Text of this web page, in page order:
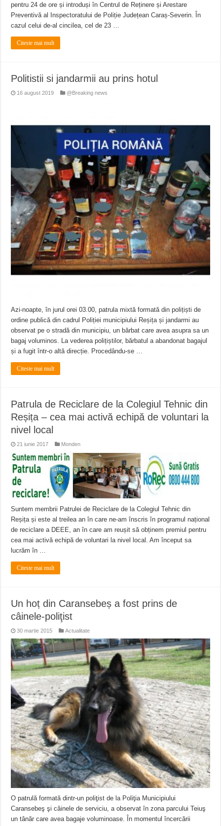
pentru 24 de ore și introduși în Centrul de Reținere și Arestare
Preventivă al Inspectoratului de Poliție Județean Caraș-Severin. În
cazul celui de-al cincilea, cel de 23 …
Citeste mai mult
Politistii si jandarmii au prins hotul
16 august 2019 @Breaking news
Azi-noapte, în jurul orei 03.00, patrula mixtă formată din polițiști de
ordine publică din cadrul Poliției municipiului Reșița și jandarmi au
observat pe o stradă din municipiu, un bărbat care avea asupra sa un
bagaj voluminos. La vederea polițiștilor, bărbatul a abandonat bagajul
și a fugit într-o altă direcție. Procedându-se …
Citeste mai mult
Patrula de Reciclare de la Colegiul Tehnic din
Reșița – cea mai activă echipă de voluntari la
nivel local
21 iunie 2017 Monden
Suntem membrii Patrulei de Reciclare de la Colegiul Tehnic din
Reșița și este al treilea an în care ne-am înscris în programul național
de reciclare a DEEE, an în care am reușit să obținem premiul pentru
cea mai activă echipă de voluntari la nivel local. Am început sa
lucrăm în …
Citeste mai mult
Un hoț din Caransebeș a fost prins de
câinele-poliţist
30 martie 2015 Actualitate
O patrulă formată dintr-un poliţist de la Poliţia Municipiului
Caransebeş şi câinele de serviciu, a observat în zona parcului Teiuş
un tânăr care avea bagaje voluminoase. În momentul încercării